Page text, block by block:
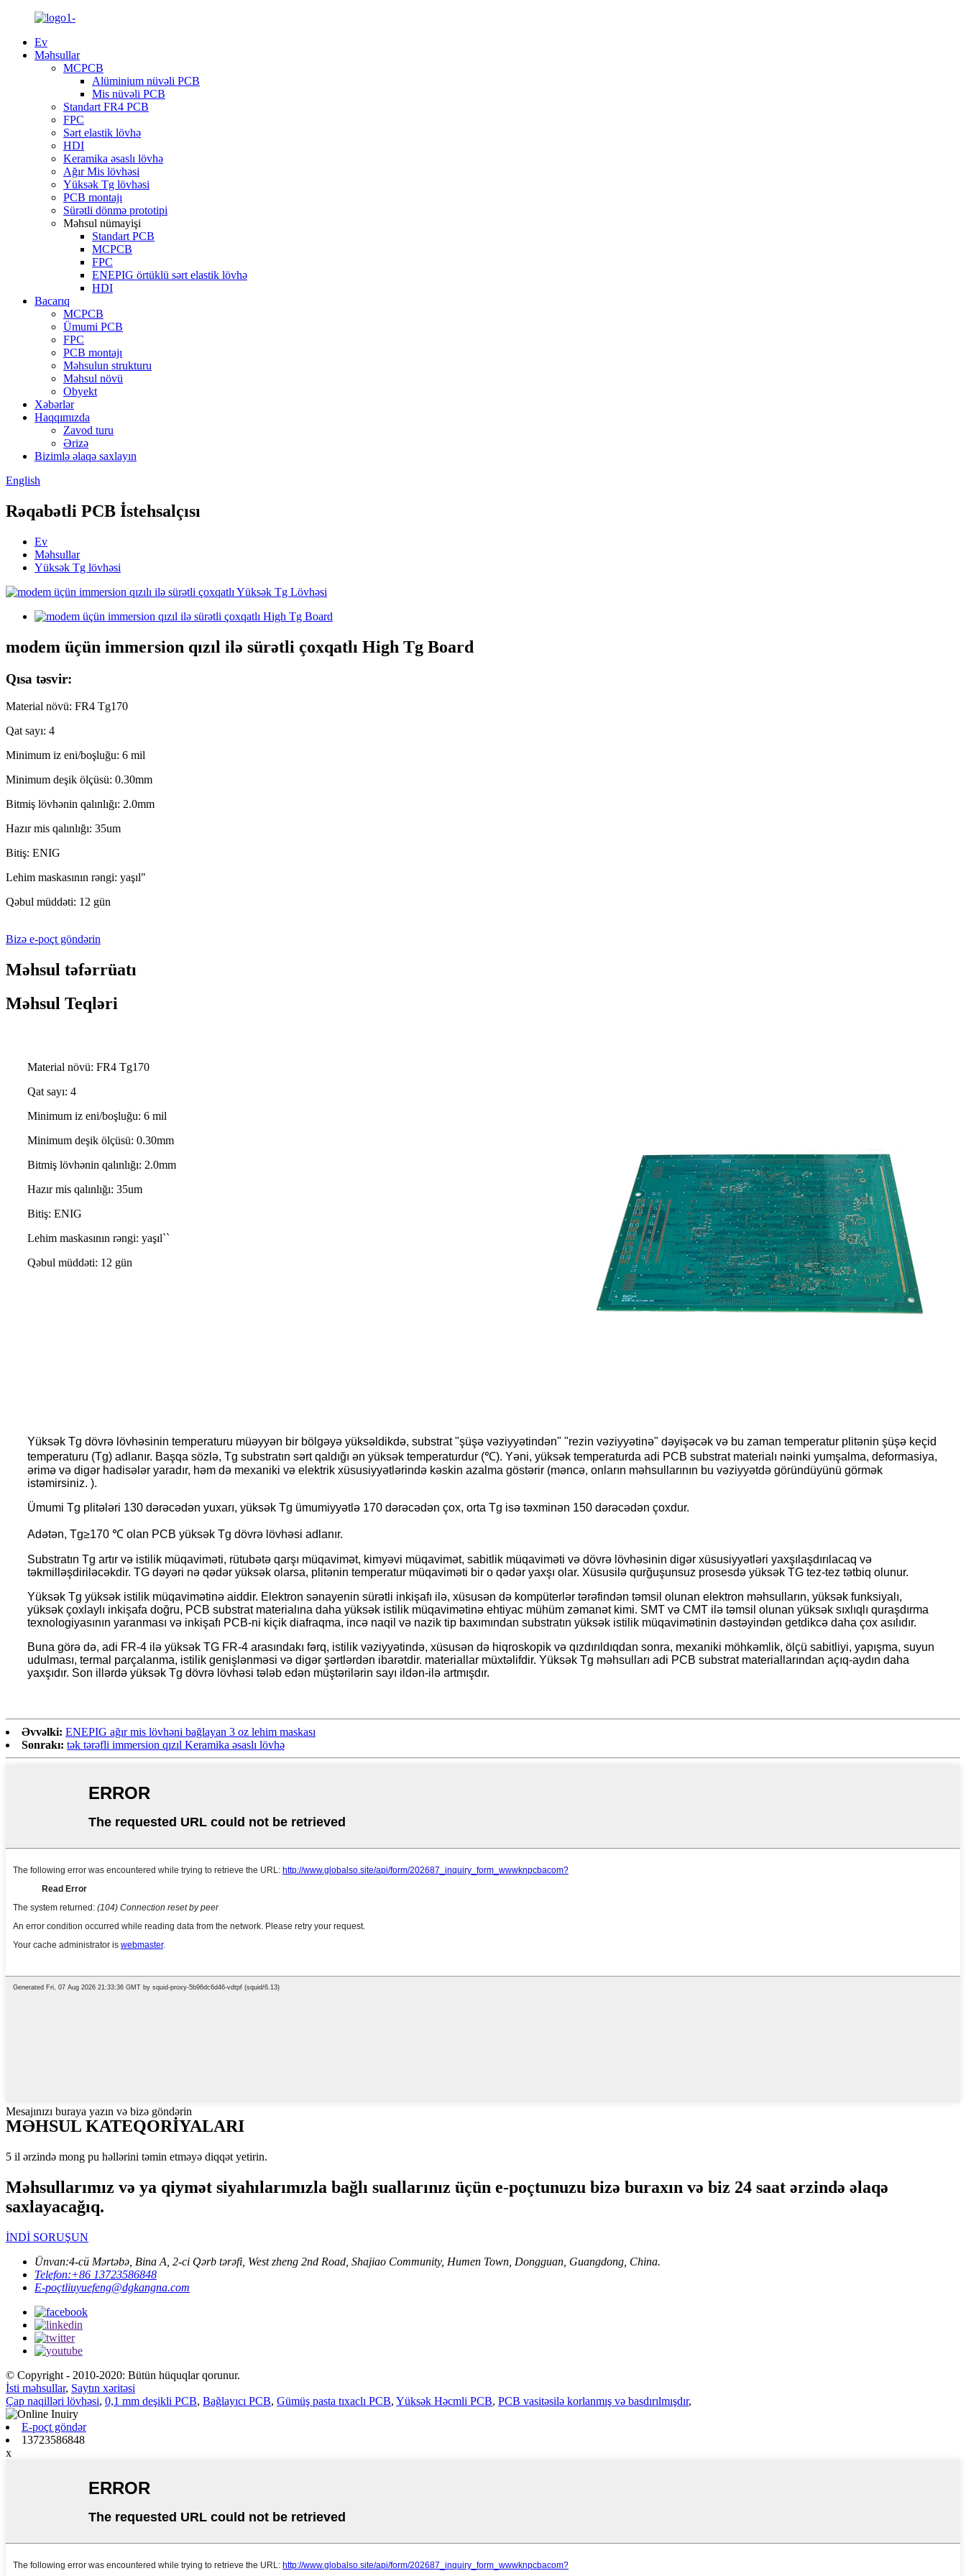
Ev
Məhsullar
MCPCB
Alüminium nüvəli PCB
Mis nüvəli PCB
Standart FR4 PCB
FPC
Sərt elastik lövhə
HDI
Keramika əsaslı lövhə
Ağır Mis lövhəsi
Yüksək Tg lövhəsi
PCB montajı
Sürətli dönmə prototipi
Məhsul nümayişi
Standart PCB
MCPCB
FPC
ENEPIG örtüklü sərt elastik lövhə
HDI
Bacarıq
MCPCB
Ümumi PCB
FPC
PCB montajı
Məhsulun strukturu
Məhsul növü
Obyekt
Xəbərlər
Haqqımızda
Zavod turu
Ərizə
Bizimlə əlaqə saxlayın
English
Rəqabətli PCB İstehsalçısı
Ev
Məhsullar
Yüksək Tg lövhəsi
modem üçün immersion qızıl ilə sürətli çoxqatlı High Tg Board
Qısa təsvir:
Material növü: FR4 Tg170
Qat sayı: 4
Minimum iz eni/boşluğu: 6 mil
Minimum deşik ölçüsü: 0.30mm
Bitmiş lövhənin qalınlığı: 2.0mm
Hazır mis qalınlığı: 35um
Bitiş: ENIG
Lehim maskasının rəngi: yaşıl"
Qəbul müddəti: 12 gün
Bizə e-poçt göndərin
Məhsul təfərrüatı
Məhsul Teqləri
Material növü: FR4 Tg170
Qat sayı: 4
Minimum iz eni/boşluğu: 6 mil
Minimum deşik ölçüsü: 0.30mm
Bitmiş lövhənin qalınlığı: 2.0mm
Hazır mis qalınlığı: 35um
Bitiş: ENIG
Lehim maskasının rəngi: yaşıl``
Qəbul müddəti: 12 gün
Yüksək Tg dövrə lövhəsinin temperaturu müəyyən bir bölgəyə yüksəldikdə, substrat "şüşə vəziyyətindən" "rezin vəziyyətinə" dəyişəcək və bu zaman temperatur plitənin şüşə keçid
temperaturu (Tg) adlanır. Başqa sözlə, Tg substratın sərt qaldığı ən yüksək temperaturdur (℃). Yəni, yüksək temperaturda adi PCB substrat materialı nəinki yumşalma, deformasiya,
ərimə və digər hadisələr yaradır, həm də mexaniki və elektrik xüsusiyyətlərində kəskin azalma göstərir (məncə, onların məhsullarının bu vəziyyətdə göründüyünü görmək
istəmirsiniz. ).
Ümumi Tg plitələri 130 dərəcədən yuxarı, yüksək Tg ümumiyyətlə 170 dərəcədən çox, orta Tg isə təxminən 150 dərəcədən çoxdur.
Adətən, Tg≥170 ℃ olan PCB yüksək Tg dövrə lövhəsi adlanır.
Substratın Tg artır və istilik müqaviməti, rütubətə qarşı müqavimət, kimyəvi müqavimət, sabitlik müqaviməti və dövrə lövhəsinin digər xüsusiyyətləri yaxşılaşdırılacaq və
təkmilləşdiriləcəkdir. TG dəyəri nə qədər yüksək olarsa, plitənin temperatur müqaviməti bir o qədər yaxşı olar. Xüsusilə qurğuşunsuz prosesdə yüksək TG tez-tez tətbiq olunur.
Yüksək Tg yüksək istilik müqavimətinə aiddir. Elektron sənayenin sürətli inkişafı ilə, xüsusən də kompüterlər tərəfindən təmsil olunan elektron məhsulların, yüksək funksiyalı,
yüksək çoxlaylı inkişafa doğru, PCB substrat materialına daha yüksək istilik müqavimətinə ehtiyac mühüm zəmanət kimi. SMT və CMT ilə təmsil olunan yüksək sıxlıqlı quraşdırma
texnologiyasının yaranması və inkişafı PCB-ni kiçik diafraqma, incə naqil və nazik tip baxımından substratın yüksək istilik müqavimətinin dəstəyindən getdikcə daha çox asılıdır.
Buna görə də, adi FR-4 ilə yüksək TG FR-4 arasındakı fərq, istilik vəziyyətində, xüsusən də hiqroskopik və qızdırıldıqdan sonra, mexaniki möhkəmlik, ölçü sabitliyi, yapışma, suyun
udulması, termal parçalanma, istilik genişlənməsi və digər şərtlərdən ibarətdir. materiallar müxtəlifdir. Yüksək Tg məhsulları adi PCB substrat materiallarından açıq-aydın daha
yaxşıdır. Son illərdə yüksək Tg dövrə lövhəsi tələb edən müştərilərin sayı ildən-ilə artmışdır.
Əvvəlki: ENEPIG ağır mis lövhəni bağlayan 3 oz lehim maskası
Sonrakı: tək tərəfli immersion qızıl Keramika əsaslı lövhə
Mesajınızı buraya yazın və bizə göndərin
MƏHSUL KATEQORİYALARI
5 il ərzində mong pu həllərini təmin etməyə diqqət yetirin.
Məhsullarımız və ya qiymət siyahılarımızla bağlı suallarınız üçün e-poçtunuzu bizə buraxın və biz 24 saat ərzində əlaqə
saxlayacağıq.
İNDİ SORUŞUN
Ünvan:4-cü Mərtəbə, Bina A, 2-ci Qərb tərəfi, West zheng 2nd Road, Shajiao Community, Humen Town, Dongguan, Guangdong, China.
Telefon:+86 13723586848
E-poçtliuyuefeng@dgkangna.com
© Copyright - 2010-2020: Bütün hüquqlar qorunur.
İsti məhsullar, Saytın xəritəsi
Çap naqilləri lövhəsi, 0,1 mm deşikli PCB, Bağlayıcı PCB, Gümüş pasta tıxaclı PCB, Yüksək Həcmli PCB, PCB vasitəsilə korlanmış və basdırılmışdır,
E-poçt göndər
13723586848
x